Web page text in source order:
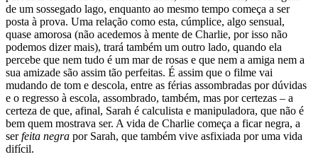
de um sossegado lago, enquanto ao mesmo tempo começa a ser
posta à prova. Uma relação como esta, cúmplice, algo sensual,
quase amorosa (não acedemos à mente de Charlie, por isso não
podemos dizer mais), trará também um outro lado, quando ela
percebe que nem tudo é um mar de rosas e que nem a amiga nem a
sua amizade são assim tão perfeitas. É assim que o filme vai
mudando de tom e descola, entre as férias assombradas por dúvidas
e o regresso à escola, assombrado, também, mas por certezas – a
certeza de que, afinal, Sarah é calculista e manipuladora, que não é
bem quem mostrava ser. A vida de Charlie começa a ficar negra, a
serfeita negra por Sarah, que também vive asfixiada por uma vida
difícil.